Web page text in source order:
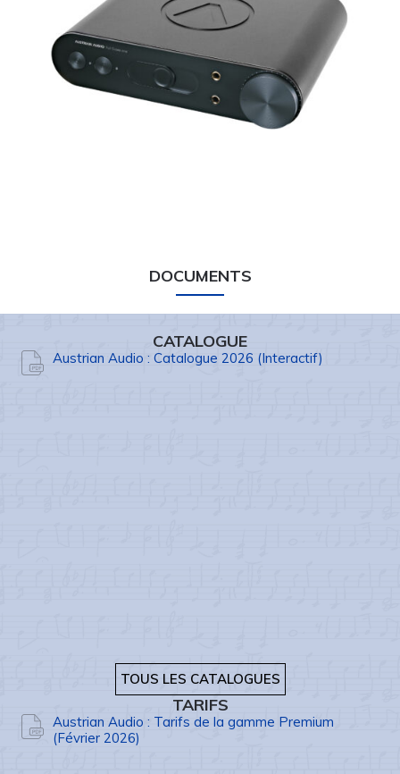
DOCUMENTS
CATALOGUE
Austrian Audio : Catalogue 2026 (Interactif)
TOUS LES CATALOGUES
TARIFS
Austrian Audio : Tarifs de la gamme Premium
(Février 2026)